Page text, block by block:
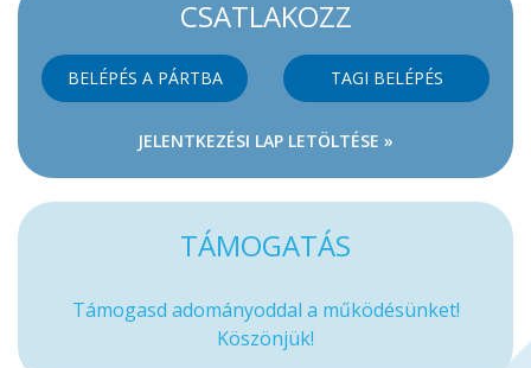
CSATLAKOZZ
BELÉPÉS A PÁRTBA TAGI BELÉPÉS
JELENTKEZÉSI LAP LETÖLTÉSE »
TÁMOGATÁS
Támogasd adományoddal a működésünket!
Köszönjük!